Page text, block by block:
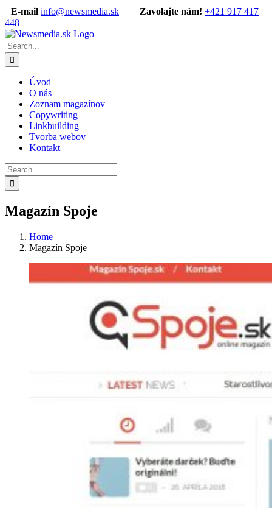
Skip
to
content
E-mail info@newsmedia.sk Zavolajte nám! +421 917 417
448
Facebook
Search
for:
Úvod
O nás
Zoznam magazínov
Copywriting
Linkbuilding
Tvorba webov
Kontakt
Search
for:
Magazín Spoje
Home
Magazín Spoje
Larger